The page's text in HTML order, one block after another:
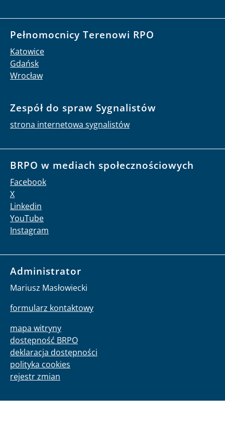
Pełnomocnicy Terenowi RPO
Katowice
Gdańsk
Wrocław
Zespół do spraw Sygnalistów
strona internetowa sygnalistów
BRPO w mediach społecznościowych
Facebook
X
Linkedin
YouTube
Instagram
Administrator
Mariusz Masłowiecki
formularz kontaktowy
mapa witryny
dostępność BRPO
deklaracja dostępności
polityka cookies
rejestr zmian